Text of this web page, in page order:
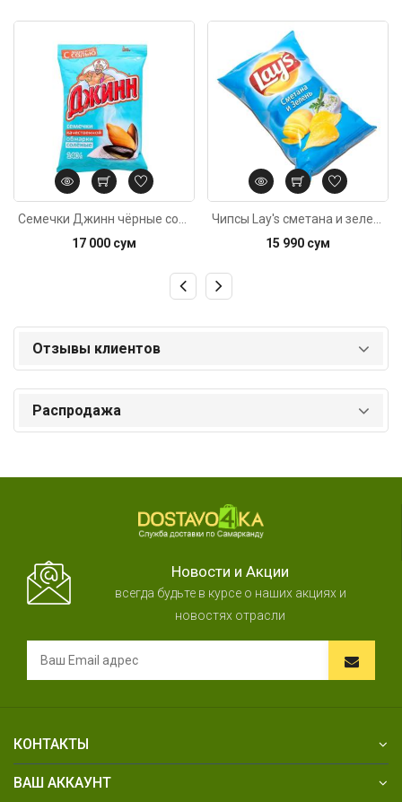
17 000 сум
15 990 сум
Отзывы клиентов
Распродажа
Новости и Акции
всегда будьте в курсе о наших акциях и
новостях отрасли
КОНТАКТЫ
ВАШ АККАУНТ